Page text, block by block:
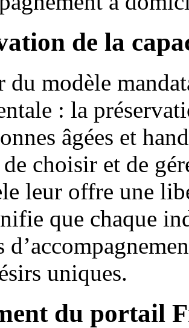
de la
modèle
: la
âgées et
choisir et de
leur offre une
que chaque
uniques.
du portail